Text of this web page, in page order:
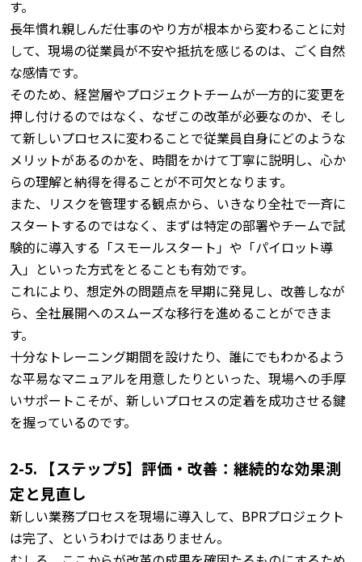
す。
長年慣れ親しんだ仕事のやり方が根本から変わることに対
して、現場の従業員が不安や抵抗を感じるのは、ごく自然
な感情です。
そのため、経営層やプロジェクトチームが一方的に変更を
押し付けるのではなく、なぜこの改革が必要なのか、そし
て新しいプロセスに変わることで従業員自身にどのような
メリットがあるのかを、時間をかけて丁寧に説明し、心か
らの理解と納得を得ることが不可欠となります。
また、リスクを管理する観点から、いきなり全社で一斉に
スタートするのではなく、まずは特定の部署やチームで試
験的に導入する「スモールスタート」や「パイロット導
入」といった方式をとることも有効です。
これにより、想定外の問題点を早期に発見し、改善しなが
ら、全社展開へのスムーズな移行を進めることができま
す。
十分なトレーニング期間を設けたり、誰にでもわかるよう
な平易なマニュアルを用意したりといった、現場への手厚
いサポートこそが、新しいプロセスの定着を成功させる鍵
を握っているのです。
2-5. 【ステップ5】評価・改善：継続的な効果測
定と見直し
新しい業務プロセスを現場に導入して、BPRプロジェクト
は完了、というわけではありません。